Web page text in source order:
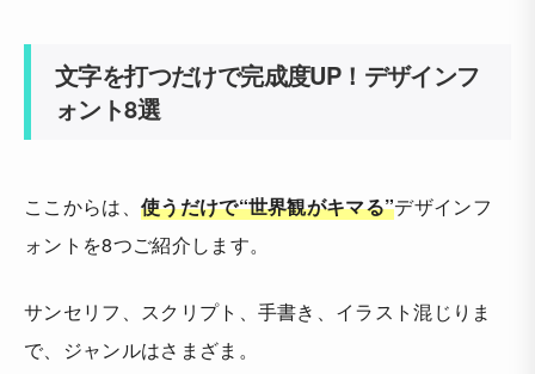
文字を打つだけで完成度UP！デザインフ
ォント8選
ここからは、 使うだけで“世界観がキマる”デザインフ
ォントを8つご紹介します。
サンセリフ、スクリプト、手書き、イラスト混じりま
で、ジャンルはさまざま。